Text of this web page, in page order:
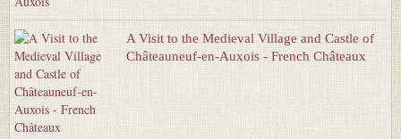
A Visit to the Medieval Village and Castle of
Châteauneuf-en-Auxois - French Châteaux